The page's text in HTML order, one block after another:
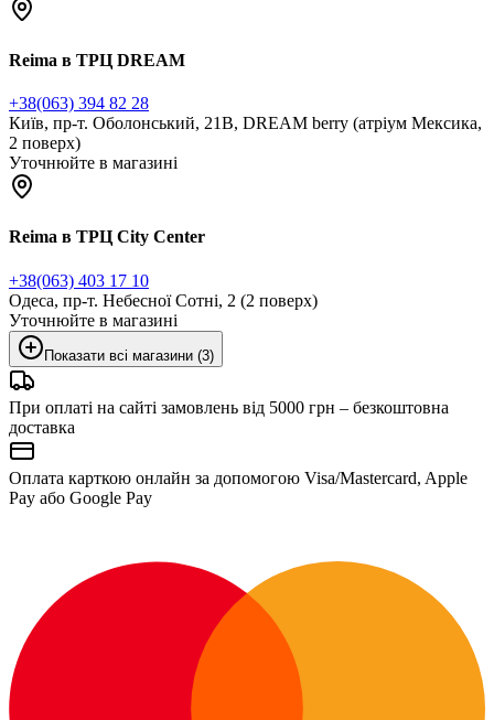
Reima в ТРЦ DREAM
+38(063) 394 82 28
Київ, пр-т. Оболонський, 21В, DREAM berry (атріум Мексика,
2 поверх)
Уточнюйте в магазині
Reima в ТРЦ City Center
‎+38‎(063) 403 17 10
Одеса, пр-т. Небесної Сотні, 2 (2 поверх)
Уточнюйте в магазині
Показати всі магазини (3)
При оплаті на сайті замовлень від 5000 грн – безкоштовна
доставка
Оплата карткою онлайн за допомогою Visa/Mastercard, Apple
Pay або Google Pay